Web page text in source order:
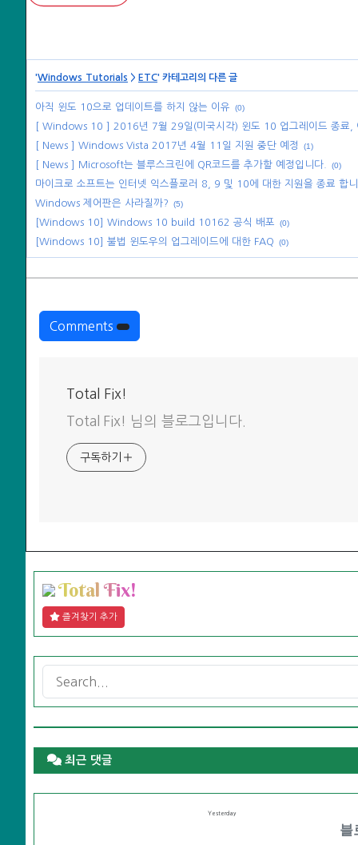
'Windows Tutorials > ETC' 카테고리의 다른 글
아직 윈도 10으로 업데이트를 하지 않는 이유 (0)
[ Windows 10 ] 2016년 7월 29일(미국시각) 윈도 10 업그레이드 종료,
[ News ] Windows Vista 2017년 4월 11일 지원 중단 예정
(1)
[ News ] Microsoft는 블루스크린에 QR코드를 추가할 예정입니다. (0)
마이크로 소프트는 인터넷 익스플로러 8, 9 및 10에 대한 지원을 종료 합
Windows 제어판은 사라질까?
(5)
[Windows 10] Windows 10 build 10162 공식 배포 (0)
[Windows 10] 불법 윈도우의 업그레이드에 대한 FAQ (0)
Comments
Total Fix!
Total Fix! 님의 블로그입니다.
구독하기
Total Fix!
즐겨찾기 추가
최근 댓글
Yesterday
블